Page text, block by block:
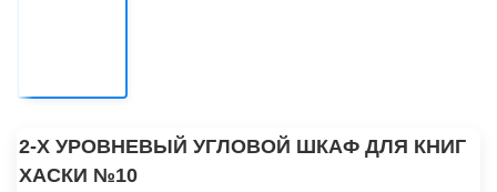
2-Х УРОВНЕВЫЙ УГЛОВОЙ ШКАФ ДЛЯ КНИГ
ХАСКИ №10